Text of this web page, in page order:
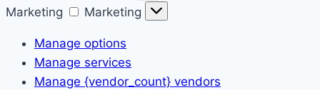
Marketing
Marketing
Manage options
Manage services
Manage {vendor_count} vendors